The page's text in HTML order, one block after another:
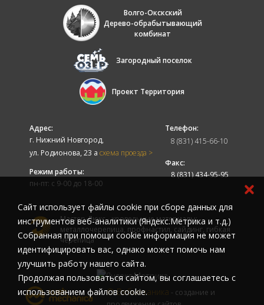
Волго-Окскский
Дерево-обрабытывающий
комбинат
Загородный поселок
Проект Территория
Адрес:
г. Нижний Новгород,
ул. Родионова, 23 а схема проезда >
Режим работы:
пн-пт: с 9-00 до 18-00
Телефон:
8 (831) 415-66-10
Факс:
8 (831) 434-95-95
Мастер-Люкс - кровельные материалы:
металлочерепица, профнастил, сайдинг, гибкая
черепица
© Вебмеханика - создание и
Cайт использует файлы cookie при сборе данных для
инструментов веб-аналитики (Яндекс.Метрика и т.д.)
Собранная при помощи cookie информация не может
идентифицировать вас, однако может помочь нам
улучшить работу нашего сайта.
Продолжая пользоваться сайтом, вы соглашаетесь с
использованием файлов cookie.